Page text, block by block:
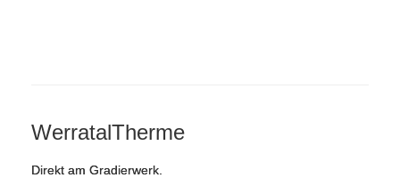
WerratalTherme
Direkt am Gradierwerk.